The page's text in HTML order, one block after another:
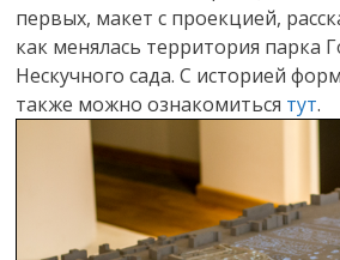
первых, макет с проекцией,
как менялась территория парка
Нескучного сада. С историей
также можно ознакомиться тут.